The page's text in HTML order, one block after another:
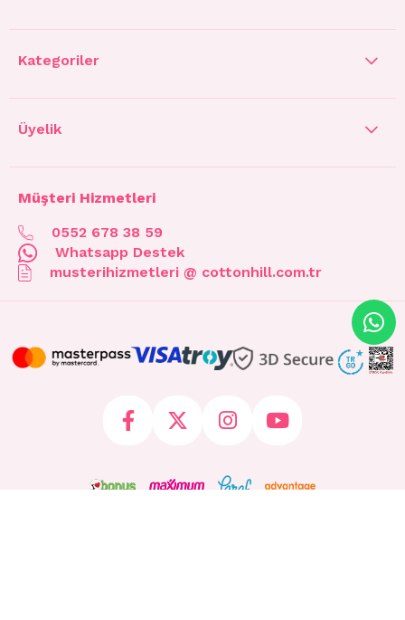
Kategoriler
Üyelik
Müşteri Hizmetleri
0552 678 38 59
Whatsapp Destek
musterihizmetleri @ cottonhill.com.tr